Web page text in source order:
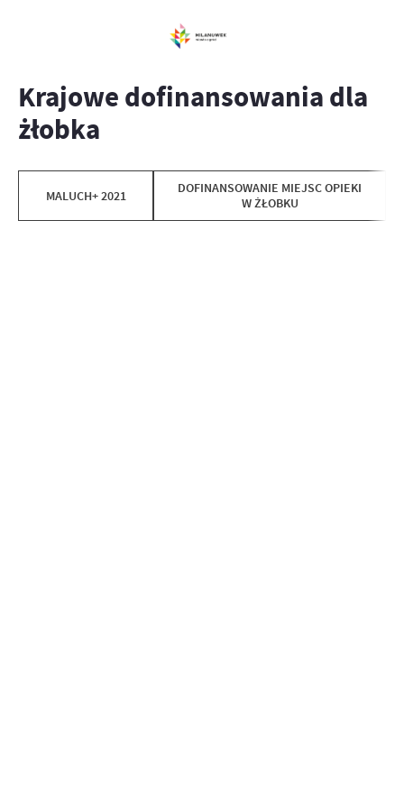
Krajowe dofinansowania dla
żłobka
MALUCH+ 2021
DOFINANSOWANIE MIEJSC OPIEKI
W ŻŁOBKU